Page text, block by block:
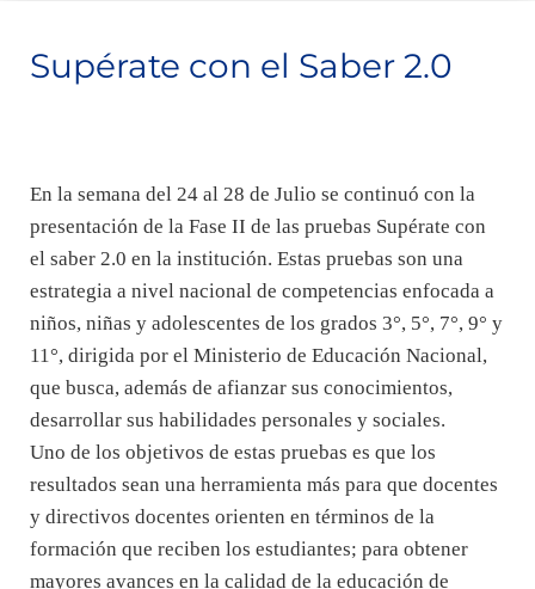
Supérate con el Saber 2.0
En la semana del 24 al 28 de Julio se continuó con la
presentación de la Fase II de las pruebas Supérate con
el saber 2.0 en la institución. Estas pruebas son una
estrategia a nivel nacional de competencias enfocada a
niños, niñas y adolescentes de los grados 3°, 5°, 7°, 9° y
11°, dirigida por el Ministerio de Educación Nacional,
que busca, además de afianzar sus conocimientos,
desarrollar sus habilidades personales y sociales.
Uno de los objetivos de estas pruebas es que los
resultados sean una herramienta más para que docentes
y directivos docentes orienten en términos de la
formación que reciben los estudiantes; para obtener
mayores avances en la calidad de la educación de